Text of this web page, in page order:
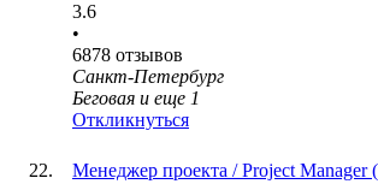
3.6
•
6878 отзывов
Санкт-Петербург
Беговая и еще 1
Откликнуться
Менеджер проекта / Project Manager